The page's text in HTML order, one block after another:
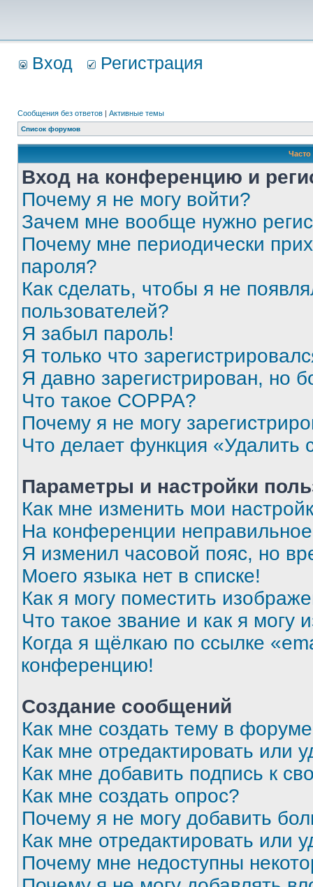
Вход Регистрация
Сообщения без ответов | Активные темы
Список форумов
Вход на конференцию и
Почему я не могу войти?
Зачем мне вообще нужно
Почему мне периодически
пароля?
Как сделать, чтобы я не
пользователей?
Я забыл пароль!
Я только что
Я давно зарегистрирован, но
Что такое COPPA?
Почему я не могу
Что делает функция «Удалить
Параметры и настройки
Как мне изменить мои
На конференции
Я изменил часовой пояс, но
Моего языка нет в списке!
Как я могу поместить
Что такое звание и как я могу
Когда я щёлкаю по ссылке
конференцию!
Создание сообщений
Как мне создать тему в
Как мне отредактировать или
Как мне добавить подпись к
Как мне создать опрос?
Почему я не могу добавить
Как мне отредактировать или
Почему мне недоступны